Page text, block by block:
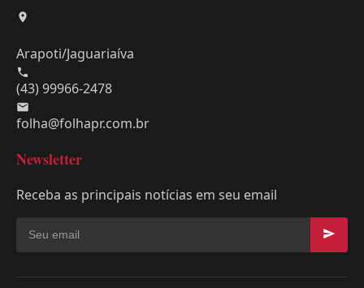
Arapoti/Jaguariaíva
(43) 99966-2478
folha@folhapr.com.br
Newsletter
Receba as principais notícias em seu email